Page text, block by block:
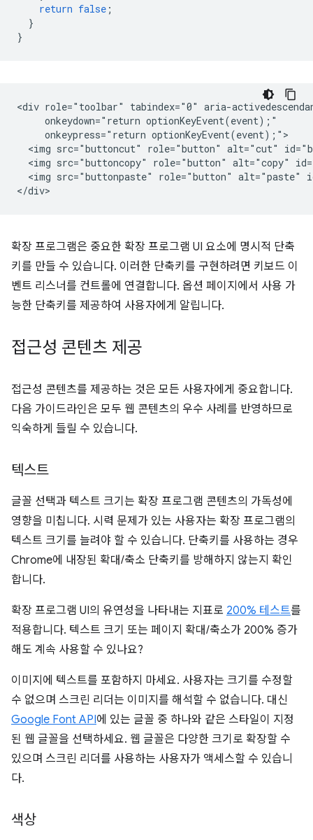
return false ;
}
}
<div role="toolbar" tabindex="0" aria-
     onkeydown="return optionKeyEvent(event);"
     onkeypress="return optionKeyEvent(event);">
<img src="buttoncut" role="button" alt="cut"
<img src="buttoncopy" role="button" alt="copy"
<img src="buttonpaste" role="button" alt="paste"
확장 프로그램은 중요한 확장 프로그램 UI 요소에 명시적 단축
키를 만들 수 있습니다. 이러한 단축키를 구현하려면 키보드 이
벤트 리스너를 컨트롤에 연결합니다. 옵션 페이지에서 사용 가
능한 단축키를 제공하여 사용자에게 알립니다.
접근성 콘텐츠 제공
접근성 콘텐츠를 제공하는 것은 모든 사용자에게 중요합니다.
다음 가이드라인은 모두 웹 콘텐츠의 우수 사례를 반영하므로
익숙하게 들릴 수 있습니다.
텍스트
글꼴 선택과 텍스트 크기는 확장 프로그램 콘텐츠의 가독성에
영향을 미칩니다. 시력 문제가 있는 사용자는 확장 프로그램의
텍스트 크기를 늘려야 할 수 있습니다. 단축키를 사용하는 경우
Chrome에 내장된 확대/축소 단축키를 방해하지 않는지 확인
합니다.
확장 프로그램 UI의 유연성을 나타내는 지표로 200% 테스트를
적용합니다. 텍스트 크기 또는 페이지 확대/축소가 200% 증가
해도 계속 사용할 수 있나요?
이미지에 텍스트를 포함하지 마세요. 사용자는 크기를 수정할
수 없으며 스크린 리더는 이미지를 해석할 수 없습니다. 대신
Google Font API에 있는 글꼴 중 하나와 같은 스타일이 지정
된 웹 글꼴을 선택하세요. 웹 글꼴은 다양한 크기로 확장할 수
있으며 스크린 리더를 사용하는 사용자가 액세스할 수 있습니
다.
색상